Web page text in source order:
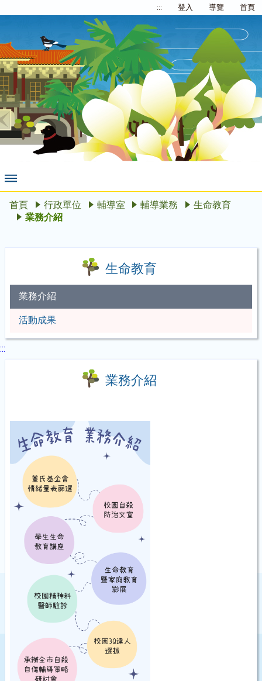
::: 登入 導覽 首頁
首頁 行政單位 輔導室 輔導業務
生命教育
業務介紹
生命教育
業務介紹
活動成果
:::
業務介紹